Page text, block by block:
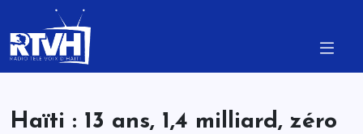
Haïti : 13 ans, 1,4 milliard, zéro